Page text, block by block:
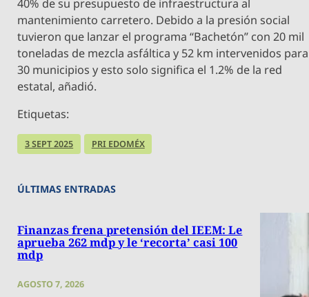
40% de su presupuesto de infraestructura al
mantenimiento carretero. Debido a la presión social
tuvieron que lanzar el programa “Bachetón” con 20 mil
toneladas de mezcla asfáltica y 52 km intervenidos para
30 municipios y esto solo significa el 1.2% de la red
estatal, añadió.
Etiquetas:
3 SEPT 2025 PRI EDOMÉX
ÚLTIMAS ENTRADAS
Finanzas frena pretensión del IEEM: Le
aprueba 262 mdp y le ‘recorta’ casi 100
mdp
AGOSTO 7, 2026